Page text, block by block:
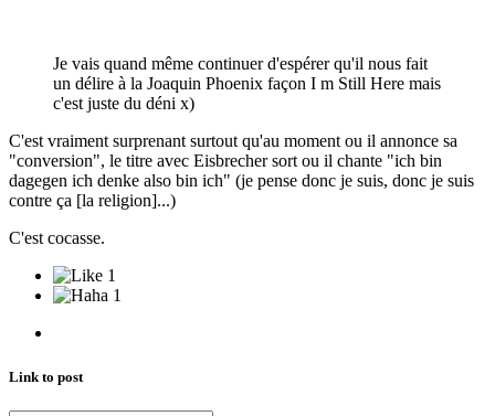
Je vais quand même continuer d'espérer qu'il nous fait
un délire à la Joaquin Phoenix façon I m Still Here mais
c'est juste du déni x)
C'est vraiment surprenant surtout qu'au moment ou il annonce sa
"conversion", le titre avec Eisbrecher sort ou il chante "ich bin
dagegen ich denke also bin ich" (je pense donc je suis, donc je suis
contre ça [la religion]...)
C'est cocasse.
1
1
Link to post